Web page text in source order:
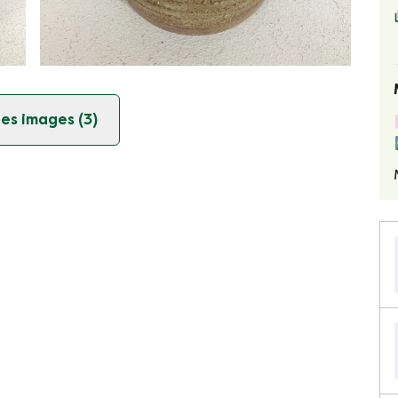
images (3)